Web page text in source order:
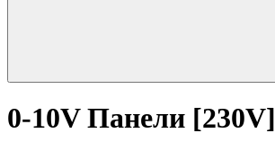
0-10V Панели [230V]